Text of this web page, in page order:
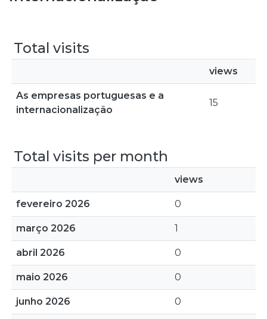
Total visits
views
As empresas portuguesas e a
internacionalização
15
Total visits per month
views
fevereiro 2026 0
março 2026 1
abril 2026 0
maio 2026 0
junho 2026 0